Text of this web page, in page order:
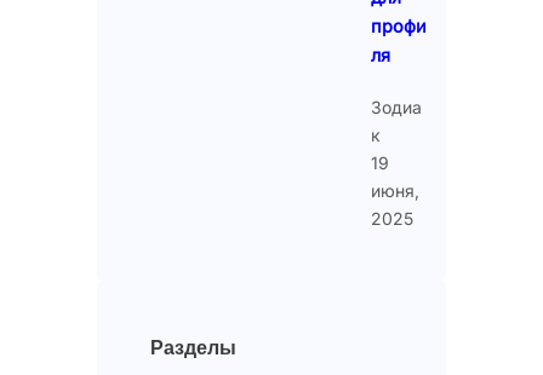
профи
ля
Зодиа
к
19
июня,
2025
Разделы